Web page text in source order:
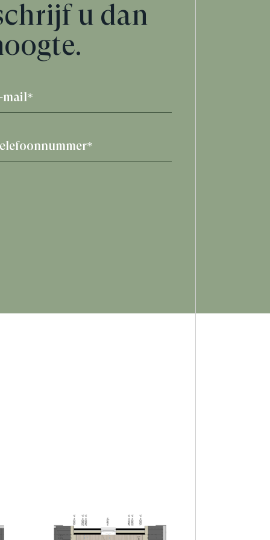
u dan